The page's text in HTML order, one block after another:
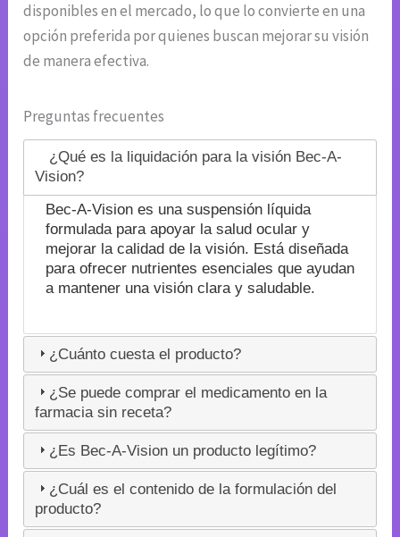
disponibles en el mercado, lo que lo convierte en una
opción preferida por quienes buscan mejorar su visión
de manera efectiva.
Preguntas frecuentes
¿Qué es la liquidación para la visión Bec-A-
Vision?
Bec-A-Vision es una suspensión líquida
formulada para apoyar la salud ocular y
mejorar la calidad de la visión. Está diseñada
para ofrecer nutrientes esenciales que ayudan
a mantener una visión clara y saludable.
¿Cuánto cuesta el producto?
¿Se puede comprar el medicamento en la
farmacia sin receta?
¿Es Bec-A-Vision un producto legítimo?
¿Cuál es el contenido de la formulación del
producto?